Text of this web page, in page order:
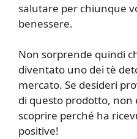
salutare per chiunque
benessere.
Non sorprende quindi
diventato uno dei tè
mercato. Se desideri
di questo prodotto, non
scoprire perché ha
positive!